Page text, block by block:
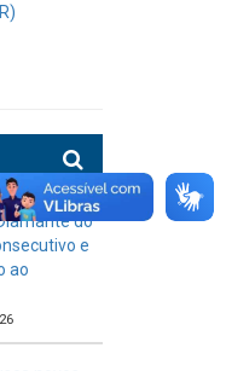
do
e
ao